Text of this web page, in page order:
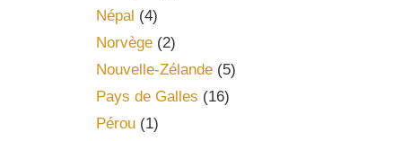
Népal (4)
Norvège(2)
Nouvelle-Zélande(5)
Pays de Galles (16)
Pérou(1)